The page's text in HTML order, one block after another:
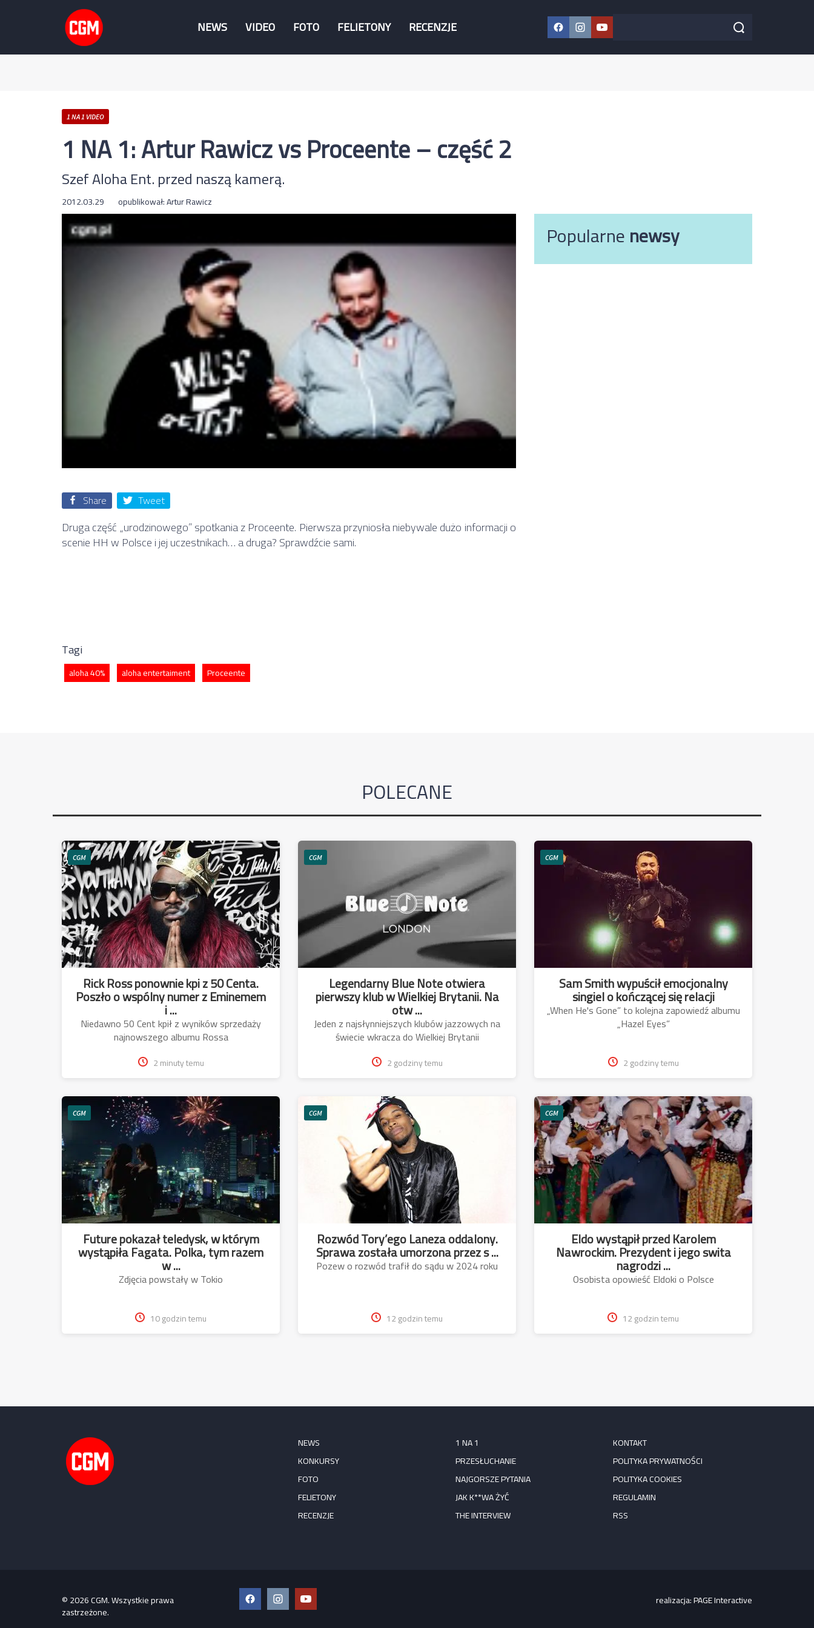
NEWS VIDEO FOTO FELIETONY RECENZJE Facebook
Instagram
YouTube
Szukaj w serwisie Szukaj
1 NA 1 VIDEO
1 NA 1: Artur Rawicz vs Proceente – część 2
Szef Aloha Ent. przed naszą kamerą.
2012.03.29 opublikował:Artur Rawicz
Share Tweet
Druga część „urodzinowego” spotkania z Proceente. Pierwsza przyniosła niebywale dużo informacji o
scenie HH w Polsce i jej uczestnikach… a druga? Sprawdźcie sami.
Tagi
aloha 40% aloha entertaiment Proceente
Popularnenewsy
POLECANE
CGM
Rick Ross ponownie kpi z 50 Centa.
Poszło o wspólny numer z Eminemem
i ...
Niedawno 50 Cent kpił z wyników sprzedaży
najnowszego albumu Rossa
2 minuty temu
CGM
Legendarny Blue Note otwiera
pierwszy klub w Wielkiej Brytanii. Na
otw ...
Jeden z najsłynniejszych klubów jazzowych na
świecie wkracza do Wielkiej Brytanii
2 godziny temu
CGM
Sam Smith wypuścił emocjonalny
singiel o kończącej się relacji
„When He's Gone” to kolejna zapowiedź albumu
„Hazel Eyes”
2 godziny temu
CGM
Future pokazał teledysk, w którym
wystąpiła Fagata. Polka, tym razem
w ...
Zdjęcia powstały w Tokio
10 godzin temu
CGM
Rozwód Tory’ego Laneza oddalony.
Sprawa została umorzona przez s ...
Pozew o rozwód trafił do sądu w 2024 roku
12 godzin temu
CGM
Eldo wystąpił przed Karolem
Nawrockim. Prezydent i jego swita
nagrodzi ...
Osobista opowieść Eldoki o Polsce
12 godzin temu
NEWS
KONKURSY
FOTO
FELIETONY
RECENZJE
1 NA 1
PRZESŁUCHANIE
NAJGORSZE PYTANIA
JAK K**WA ŻYĆ
THE INTERVIEW
KONTAKT
POLITYKA PRYWATNOŚCI
POLITYKA COOKIES
REGULAMIN
RSS
© 2026 CGM. Wszystkie prawa
zastrzeżone.
FacebookInstagramYouTube realizacja:PAGE Interactive